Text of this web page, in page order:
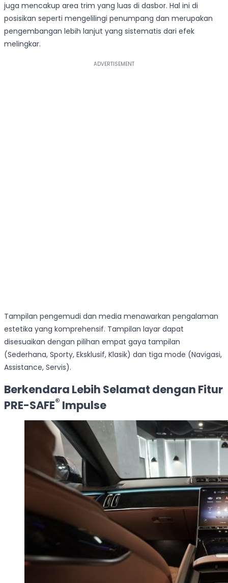
juga mencakup area trim yang luas di dasbor. Hal ini di
posisikan seperti mengelilingi penumpang dan merupakan
pengembangan lebih lanjut yang sistematis dari efek
melingkar.
Tampilan pengemudi dan media menawarkan pengalaman
estetika yang komprehensif. Tampilan layar dapat
disesuaikan dengan pilihan empat gaya tampilan
(Sederhana, Sporty, Eksklusif, Klasik) dan tiga mode (Navigasi,
Assistance, Servis).
Berkendara Lebih Selamat dengan Fitur
PRE-SAFE® Impulse